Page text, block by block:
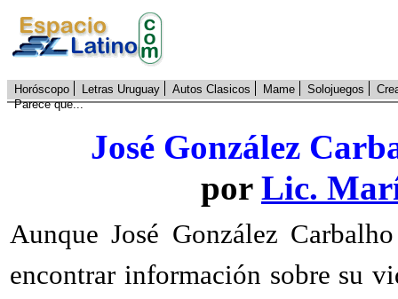
Horóscopo Letras Uruguay Autos Clasicos Mame Solojuegos
Parece que...
José González
por Lic.
Aunque José González
encontrar información sobre su